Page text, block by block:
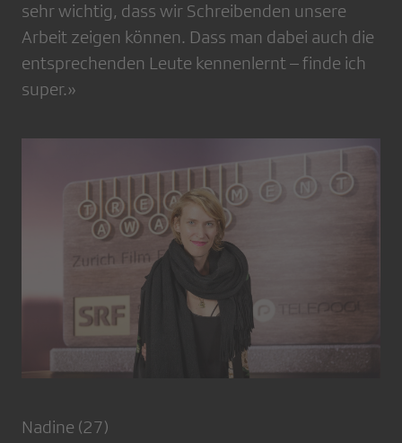
sehr wichtig, dass wir Schreibenden unsere
Arbeit zeigen können. Dass man dabei auch die
entsprechenden Leute kennenlernt – finde ich
super.»
Nadine (27)